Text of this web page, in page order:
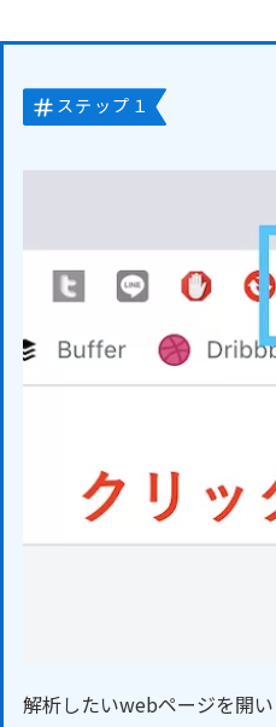
ステップ１
解析したいwebページを開